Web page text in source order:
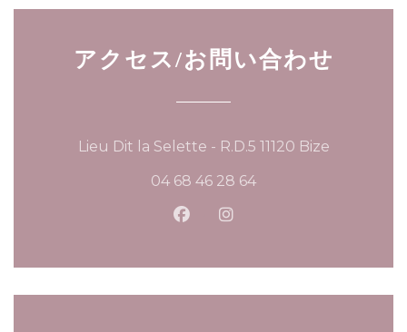
アクセス/お問い合わせ
Lieu Dit la Selette - R.D.5 11120 Bize((新しいウ
04 68 46 28 64
Facebook ((新しいウィンド
Instagram ((新しいウィ